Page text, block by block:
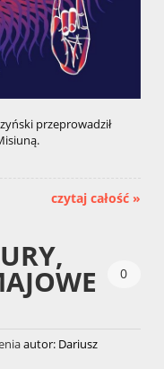
przeprowadził
czytaj całość »
0
autor: Dariusz